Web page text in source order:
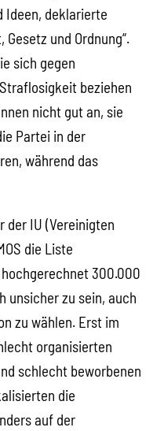
Ideen, deklarierte
Gesetz und Ordnung“.
sich gegen
beziehen
nicht gut an, sie
Partei in der
während das
der IU (Vereinigten
die Liste
300.000
unsicher zu sein, auch
zu wählen. Erst im
organisierten
schlecht beworbenen
die
auf der